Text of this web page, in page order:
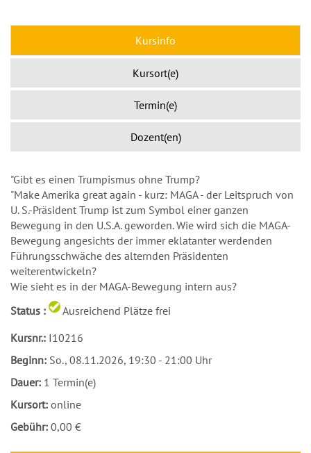
Kursinfo
Kursort(e)
Termin(e)
Dozent(en)
"Gibt es einen Trumpismus ohne Trump?
"Make Amerika great again - kurz: MAGA - der Leitspruch von
U. S.-Präsident Trump ist zum Symbol einer ganzen
Bewegung in den U.S.A. geworden. Wie wird sich die MAGA-
Bewegung angesichts der immer eklatanter werdenden
Führungsschwäche des alternden Präsidenten
weiterentwickeln?
Wie sieht es in der MAGA-Bewegung intern aus?
Status :
Ausreichend Plätze frei
Kursnr.: I10216
Beginn: So., 08.11.2026, 19:30 - 21:00 Uhr
Dauer: 1 Termin(e)
Kursort: online
Gebühr: 0,00 €